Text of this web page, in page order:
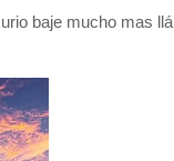
baje mucho mas llá